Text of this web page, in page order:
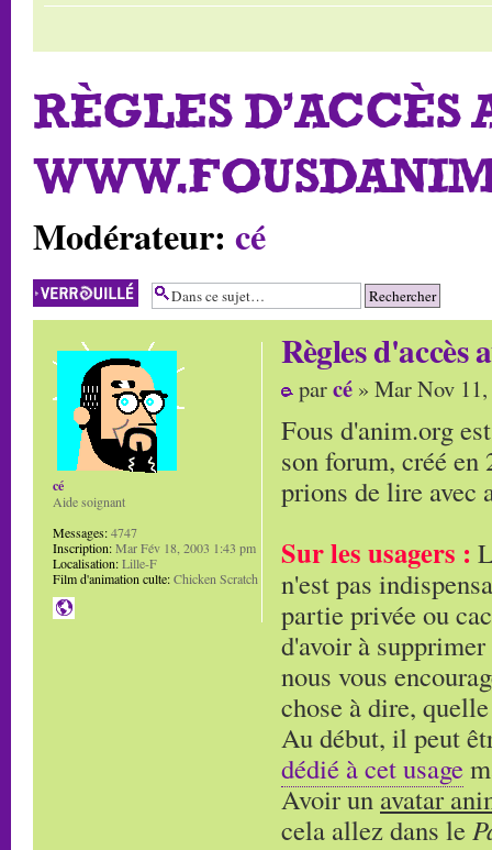
RÈGLES D'ACCÈS
Modérateur: cé
Sujet verrouillé
Règles
parcé » Mar Nov
Fous d'anim.org
son forum, créé en
prions de lire avec
Sur les usagers :
n'est pas
partie privée ou
d'avoir à
nous vous
chose à dire,
Au début, il peut
dédié à cet usage
Avoir unavatar
cela allez dans le
cé
Aide soignant
Messages:4747
Inscription:Mar Fév 18, 2003 1:43 pm
Localisation:Lille-F
Film d'animation culte:Chicken Scratch